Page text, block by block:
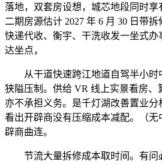
落地，双套房设想，城芯地段同时享
二期房源估计 2027 年 6 月 30 日带拆
快递代收、衡宇、干洗收发一坐式
达坐点，
从干道快速跨江地道自驾半小时
狭隘压制。供给 VR 线上实景看房、
亦不承担义务。是千灯湖改善置业
看出开辟商没有压缩成本减配。（
辟商曲连。
节流大量拆修成本取时间。有问